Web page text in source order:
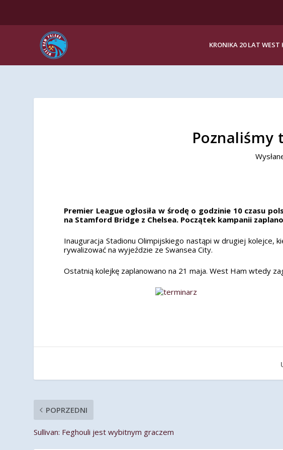
KRONIKA 20 LAT
Poznaliśmy
Premier League ogłosiła w środę o godzinie 10 czasu
na Stamford Bridge z Chelsea. Początek kampanii
Inauguracja Stadionu Olimpijskiego nastąpi w drugiej kolejce,
rywalizować na wyjeździe ze Swansea City.
Ostatnią kolejkę zaplanowano na 21 maja. West Ham wtedy
POPRZEDNI
Sullivan: Feghouli jest wybitnym graczem